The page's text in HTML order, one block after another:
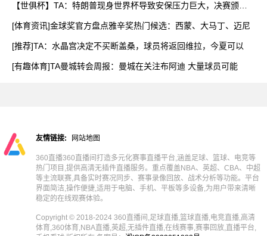
【世俱杯】TA：特朗普现身世界杯导致安保压力巨大，决赛颁奖
[体育资讯]金球奖官方盘点雅辛奖热门候选：西蒙、大马丁、迈尼
[推荐]TA：水晶宫决定不买断盖桑，球员将返回维拉，今夏可以
[有趣体育]TA曼城转会周报：曼城在关注布阿迪 大量球员可能
友情链接: 网站地图
360直播360直播间打造多元化赛事直播平台,涵盖足球、篮球、电竞等
热门项目,提供高清无插件直播服务。重点覆盖NBA、英超、CBA、中超
等主流联赛,具备实时赛况同步、赛事录像回放、战术分析等功能。平台
界面简洁,操作便捷,适用于电脑、手机、平板等多设备,为用户带来清晰
稳定的在线观赛体验。
Copyright © 2018-2024 360直播间,足球直播,篮球直播,电竞直播,高清
体育,360体育,NBA直播,英超,无插件直播,在线赛事,赛事回放,直播平台,